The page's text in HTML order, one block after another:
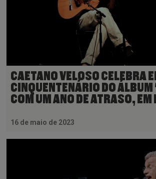
CAETANO VELOSO CELEBRA
CINQUENTENÁRIO DO ÁLBUM
COM UM ANO DE ATRASO, EM
16 de maio de 2023